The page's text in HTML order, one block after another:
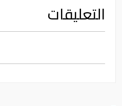
التعليقات